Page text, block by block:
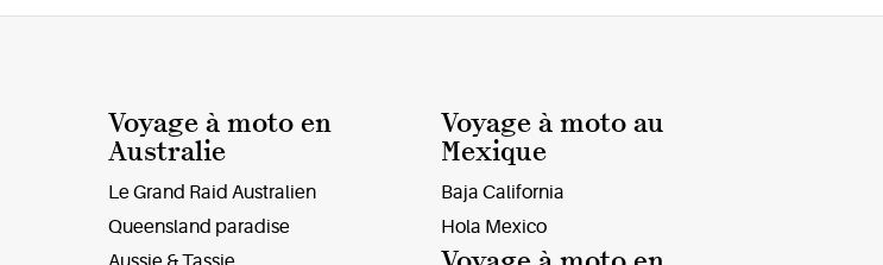
Voyage à moto en
Australie
Le Grand Raid Australien
Queensland paradise
Voyage à moto au
Mexique
Baja California
Hola Mexico